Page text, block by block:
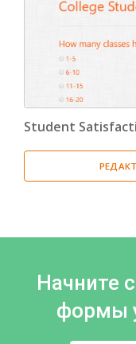
Student
Начните
формы